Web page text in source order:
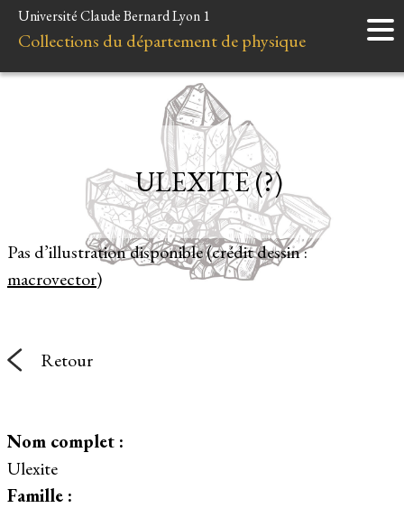
Accueil
Instruments
Liens et ressources
Université Claude Bernard Lyon 1
Collections du département de physique
Pas d’illustration disponible (crédit dessin :
macrovector)
ULEXITE (?)
Retour
Nom complet :
Ulexite
Famille :